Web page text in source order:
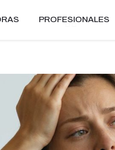
PROFESIONALES